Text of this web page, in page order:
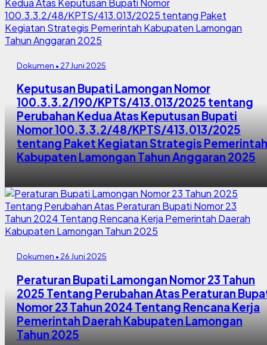
Dokumen • 27 Juni 2025
Keputusan Bupati Lamongan Nomor
100.3.3.2/190/KPTS/413.013/2025 tentang
Perubahan Kedua Atas Keputusan Bupati
Nomor 100.3.3.2/48/KPTS/413.013/2025
tentang Paket Kegiatan Strategis Pemerintah
Kabupaten Lamongan Tahun Anggaran 2025
Dokumen • 26 Juni 2025
Peraturan Bupati Lamongan Nomor 23 Tahun
2025 Tentang Perubahan Atas Peraturan
Nomor 23 Tahun 2024 Tentang Rencana Kerja
Pemerintah Daerah Kabupaten Lamongan
Tahun 2025